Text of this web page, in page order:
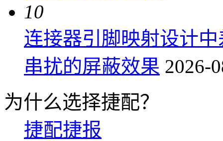
10
连接器引脚映射设计
串扰的屏蔽效果 2026-
为什么选择捷配？
捷配捷报